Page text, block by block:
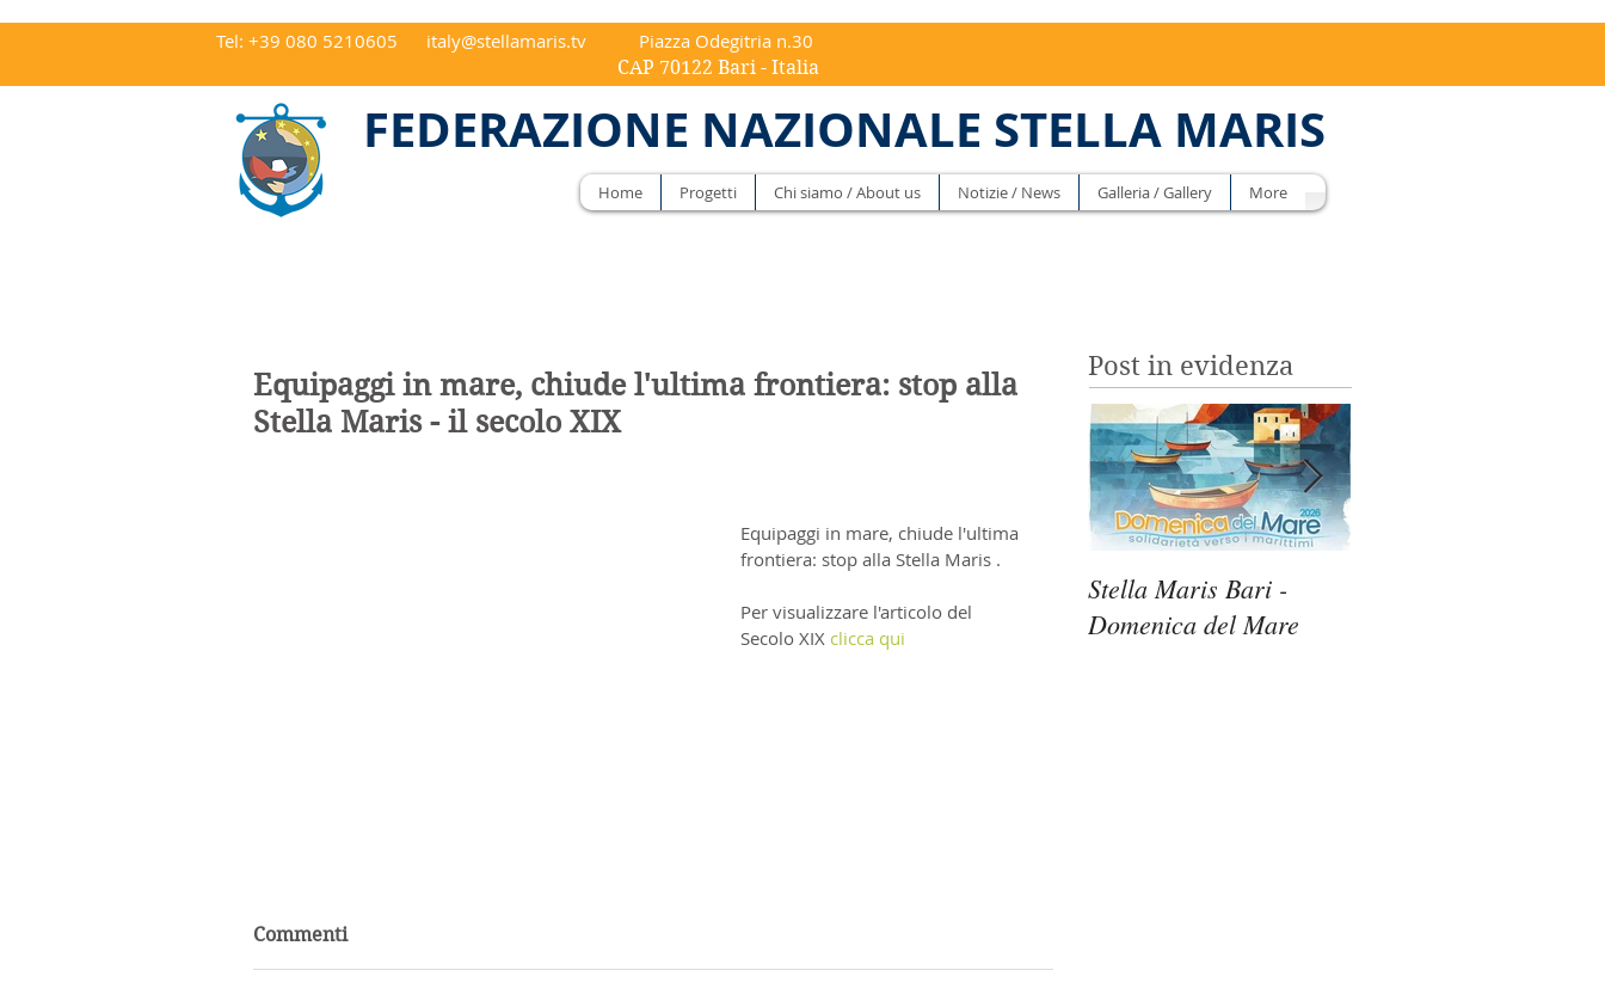
Tel: +39 080 5210605 italy@stellamaris.tv Piazza Odegitria n.30
CAP 70122 Bari - Italia
FEDERAZIONE NAZIONALE STELLA MARIS
Home Progetti Chi siamo / About us Notizie / News Galleria / Gallery More
Equipaggi in mare, chiude l'ultima frontiera: stop alla
Stella Maris - il secolo XIX
Equipaggi in mare, chiude l'ultima
frontiera: stop alla Stella Maris .
Per visualizzare l'articolo del
Secolo XIX clicca qui
Commenti
Post in evidenza
Stella Maris Bari -
Domenica del Mare